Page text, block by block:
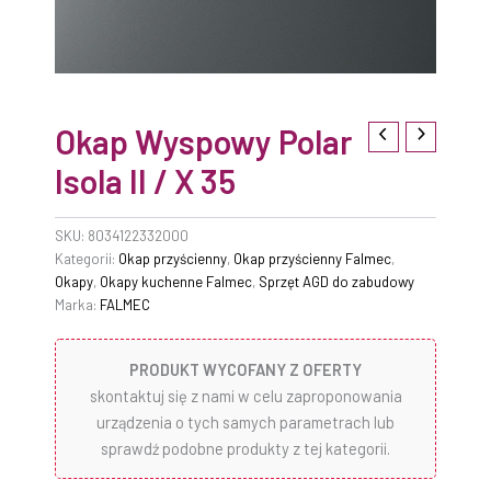
Okap Wyspowy Polar
Isola II / X 35
SKU: 8034122332000
Kategorii: Okap przyścienny, Okap przyścienny Falmec,
Okapy, Okapy kuchenne Falmec, Sprzęt AGD do zabudowy
Marka: FALMEC
PRODUKT WYCOFANY Z OFERTY
skontaktuj się z nami w celu zaproponowania
urządzenia o tych samych parametrach lub
sprawdź podobne produkty z tej kategorii.